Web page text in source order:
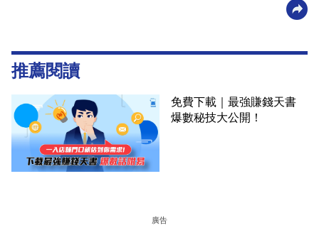
推薦閱讀
免費下載｜最強賺錢天書
爆數秘技大公開！
廣告